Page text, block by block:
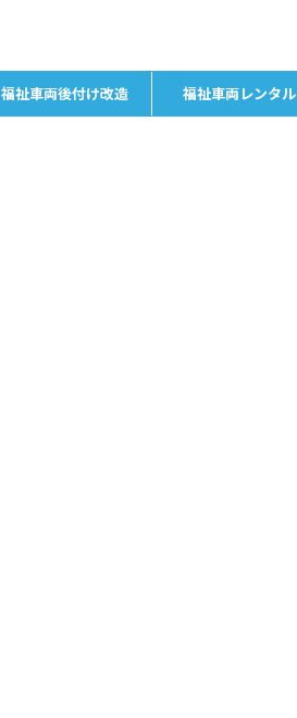
福祉車両後付け改造 福祉車両レンタル